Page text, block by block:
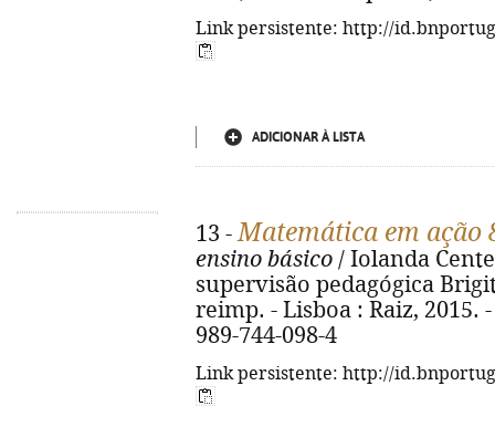
Link persistente: http://
ADICIONAR À LISTA
13 -Matemática em ação
ensino básico / Iolanda
supervisão pedagógica
reimp. - Lisboa : Raiz, 2015.
989-744-098-4
Link persistente: http://